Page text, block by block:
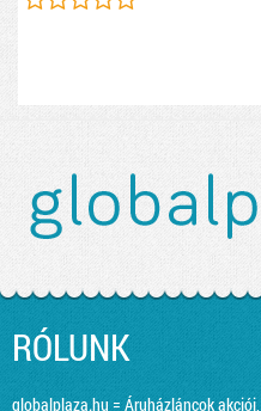
RÓLUNK
globalplaza.hu = Áruházláncok akciói,